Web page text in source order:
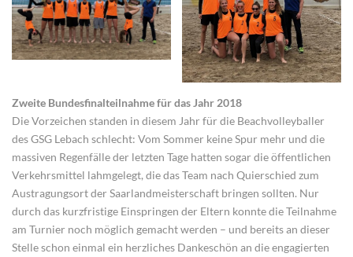
Zweite Bundesfinalteilnahme für das Jahr 2018
Die Vorzeichen standen in diesem Jahr für die Beachvolleyballer
des GSG Lebach schlecht: Vom Sommer keine Spur mehr und die
massiven Regenfälle der letzten Tage hatten sogar die öffentlichen
Verkehrsmittel lahmgelegt, die das Team nach Quierschied zum
Austragungsort der Saarlandmeisterschaft bringen sollten. Nur
durch das kurzfristige Einspringen der Eltern konnte die Teilnahme
am Turnier noch möglich gemacht werden – und bereits an dieser
Stelle schon einmal ein herzliches Dankeschön an die engagierten